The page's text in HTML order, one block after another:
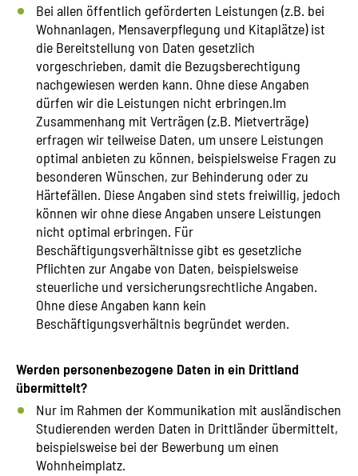
Bei allen öffentlich geförderten Leistungen (z.B. bei
Wohnanlagen, Mensaverpflegung und Kitaplätze) ist
die Bereitstellung von Daten gesetzlich
vorgeschrieben, damit die Bezugsberechtigung
nachgewiesen werden kann. Ohne diese Angaben
dürfen wir die Leistungen nicht erbringen.Im
Zusammenhang mit Verträgen (z.B. Mietverträge)
erfragen wir teilweise Daten, um unsere Leistungen
optimal anbieten zu können, beispielsweise Fragen zu
besonderen Wünschen, zur Behinderung oder zu
Härtefällen. Diese Angaben sind stets freiwillig, jedoch
können wir ohne diese Angaben unsere Leistungen
nicht optimal erbringen. Für
Beschäftigungsverhältnisse gibt es gesetzliche
Pflichten zur Angabe von Daten, beispielsweise
steuerliche und versicherungsrechtliche Angaben.
Ohne diese Angaben kann kein
Beschäftigungsverhältnis begründet werden.
Werden personenbezogene Daten in ein Drittland
übermittelt?
Nur im Rahmen der Kommunikation mit ausländischen
Studierenden werden Daten in Drittländer übermittelt,
beispielsweise bei der Bewerbung um einen
Wohnheimplatz.